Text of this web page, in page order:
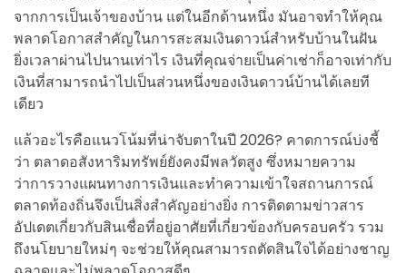
จากการเป็นเจ้าของบ้าน แต่ในอีกด้านหนึ่ง มันอาจทำให้คุณ
พลาดโอกาสสำคัญในการสะสมเงินดาวน์สำหรับบ้านในฝัน
ยิ่งเวลาผ่านไปนานเท่าไร เงินที่คุณจ่ายเป็นค่าเช่าก็อาจเท่ากับ
เงินที่สามารถนำไปเป็นส่วนหนึ่งของเงินดาวน์บ้านได้เลยที
เดียว
แล้วอะไรคือแนวโน้มที่น่าจับตาในปี 2026? คาดการณ์บ่งชี้
ว่า ตลาดอสังหาริมทรัพย์ยังคงมีพลวัตสูง ซึ่งหมายความ
ว่าการวางแผนทางการเงินและทำความเข้าใจสถานการณ์
ตลาดท้องถิ่นจึงเป็นสิ่งสำคัญอย่างยิ่ง การติดตามข่าวสาร
อัปเดตเกี่ยวกับสินเชื่อที่อยู่อาศัยที่เกี่ยวข้องกับครอบครัว รวม
ถึงนโยบายใหม่ๆ จะช่วยให้คุณสามารถตัดสินใจได้อย่างชาญ